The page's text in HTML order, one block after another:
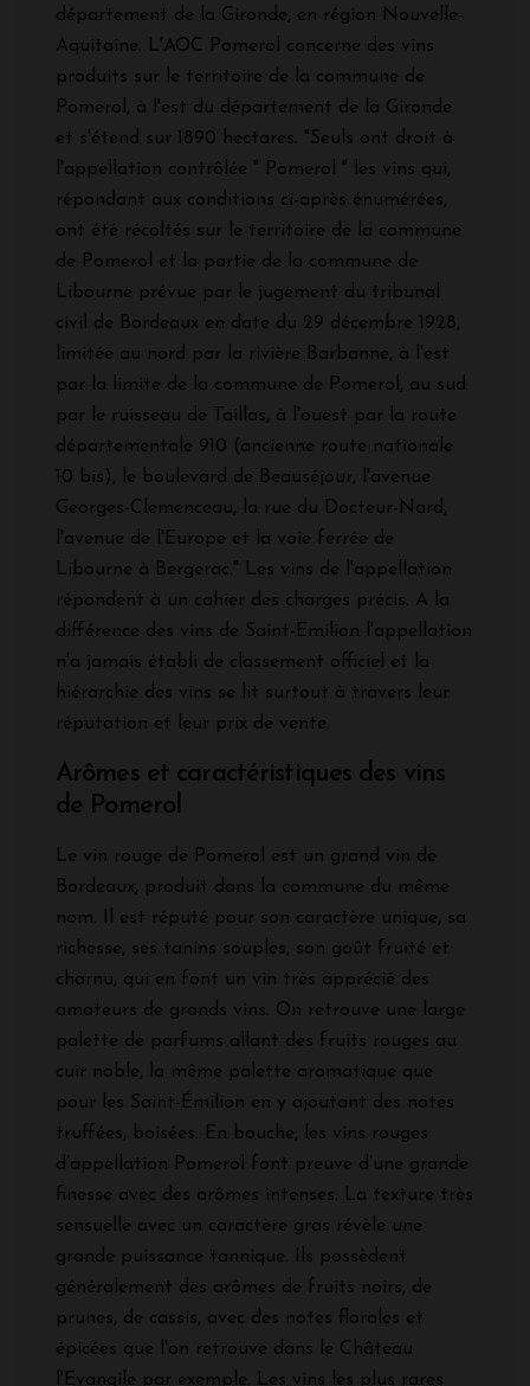
département de la Gironde, en région Nouvelle-
Aquitaine. L'AOC Pomerol concerne des vins
produits sur le territoire de la commune de
Pomerol, à l'est du département de la Gironde
et s'étend sur 1890 hectares. "Seuls ont droit à
l'appellation contrôlée " Pomerol " les vins qui,
répondant aux conditions ci-après énumérées,
ont été récoltés sur le territoire de la commune
de Pomerol et la partie de la commune de
Libourne prévue par le jugement du tribunal
civil de Bordeaux en date du 29 décembre 1928,
limitée au nord par la rivière Barbanne, à l'est
par la limite de la commune de Pomerol, au sud
par le ruisseau de Taillas, à l'ouest par la route
départementale 910 (ancienne route nationale
10 bis), le boulevard de Beauséjour, l'avenue
Georges-Clemenceau, la rue du Docteur-Nard,
l'avenue de l'Europe et la voie ferrée de
Libourne à Bergerac." Les vins de l'appellation
répondent à un cahier des charges précis. A la
différence des vins de Saint-Emilion l'appellation
n'a jamais établi de classement officiel et la
hiérarchie des vins se lit surtout à travers leur
réputation et leur prix de vente.
Arômes et caractéristiques des vins
de Pomerol
Le vin rouge de Pomerol est un grand vin de
Bordeaux, produit dans la commune du même
nom. Il est réputé pour son caractère unique, sa
richesse, ses tanins souples, son goût fruité et
charnu, qui en font un vin très apprécié des
amateurs de grands vins. On retrouve une large
palette de parfums allant des fruits rouges au
cuir noble, la même palette aromatique que
pour les Saint-Émilion en y ajoutant des notes
truffées, boisées. En bouche, les vins rouges
d’appellation Pomerol font preuve d’une grande
finesse avec des arômes intenses. La texture très
sensuelle avec un caractère gras révèle une
grande puissance tannique. Ils possèdent
généralement des arômes de fruits noirs, de
prunes, de cassis, avec des notes florales et
épicées que l'on retrouve dans le Château
l'Evangile par exemple. Les vins les plus rares